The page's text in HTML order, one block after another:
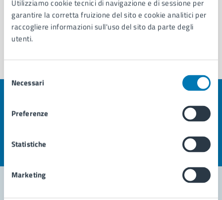
Utilizziamo cookie tecnici di navigazione e di sessione per
garantire la corretta fruizione del sito e cookie analitici per
raccogliere informazioni sull'uso del sito da parte degli
utenti.
delNecessari
Preferenze
Statistiche
Marketing
Quanto sono chiare le informazioni su questa
pagina?
Seleziona il numero di stelle per valutare la chiarezza delle